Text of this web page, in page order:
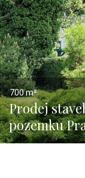
700 m²
Prodej
pozemku
700m